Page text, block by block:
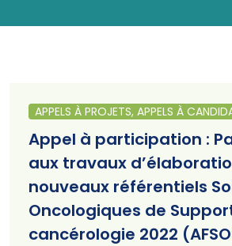
APPELS À PROJETS, APPELS À
Appel à participation :
aux travaux
nouveaux référentiels
Oncologiques de
cancérologie 2022